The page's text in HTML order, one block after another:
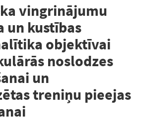
vingrinājumu
un kustības
objektīvai
noslodzes
un
treniņu pieejas